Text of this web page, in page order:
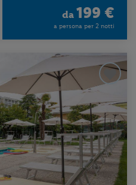
da 199 €
a persona per 2 notti